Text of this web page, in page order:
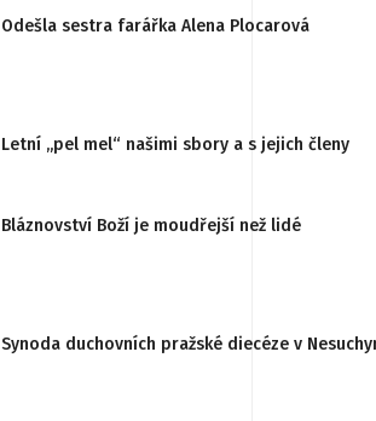
Odešla sestra farářka Alena Plocarová
Letní „pel mel“ našimi sbory a s jejich členy
Bláznovství Boží je moudřejší než lidé
Synoda duchovních pražské diecéze v